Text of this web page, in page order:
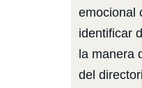
emocional
identificar
la manera
del